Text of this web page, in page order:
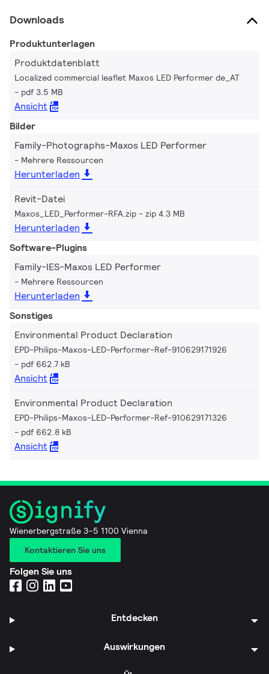
Downloads
Produktunterlagen
Produktdatenblatt
Localized commercial leaflet Maxos LED Performer de_AT
pdf 3.5 MB
Ansicht
Bilder
Family-Photographs-Maxos LED Performer
Mehrere Ressourcen
Herunterladen
Revit-Datei
Maxos_LED_Performer-RFA.zip zip 4.3 MB
Herunterladen
Software-Plugins
Family-IES-Maxos LED Performer
Mehrere Ressourcen
Herunterladen
Sonstiges
Environmental Product Declaration
EPD-Philips-Maxos-LED-Performer-Ref-910629171926
pdf 662.7 kB
Ansicht
Environmental Product Declaration
EPD-Philips-Maxos-LED-Performer-Ref-910629171326
pdf 662.8 kB
Ansicht
Wienerbergstraße 3–5 1100 Vienna
Kontaktieren Sie uns
Folgen Sie uns
Entdecken
Auswirkungen